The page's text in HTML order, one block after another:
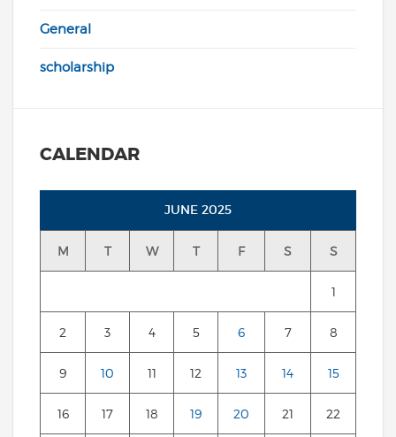
General
scholarship
CALENDAR
JUNE 2025
M T W T F S S
1
2 3 4 5 6 7 8
9 10 11 12 13 14 15
16 17 18 19 20 21 22